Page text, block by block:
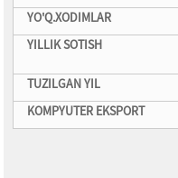
YO'Q.XODIMLAR
YILLIK SOTISH
TUZILGAN YIL
KOMPYUTER EKSPORT